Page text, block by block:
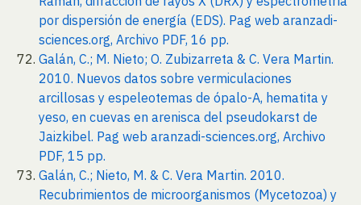
por dispersión de energía (EDS). Pag web aranzadi-
sciences.org, Archivo PDF, 16 pp.
Galán, C.; M. Nieto; O. Zubizarreta & C. Vera Martin.
2010. Nuevos datos sobre vermiculaciones
arcillosas y espeleotemas de ópalo-A, hematita y
yeso, en cuevas en arenisca del pseudokarst de
Jaizkibel. Pag web aranzadi-sciences.org, Archivo
PDF, 15 pp.
Galán, C.; Nieto, M. & C. Vera Martin. 2010.
Recubrimientos de microorganismos (Mycetozoa) y